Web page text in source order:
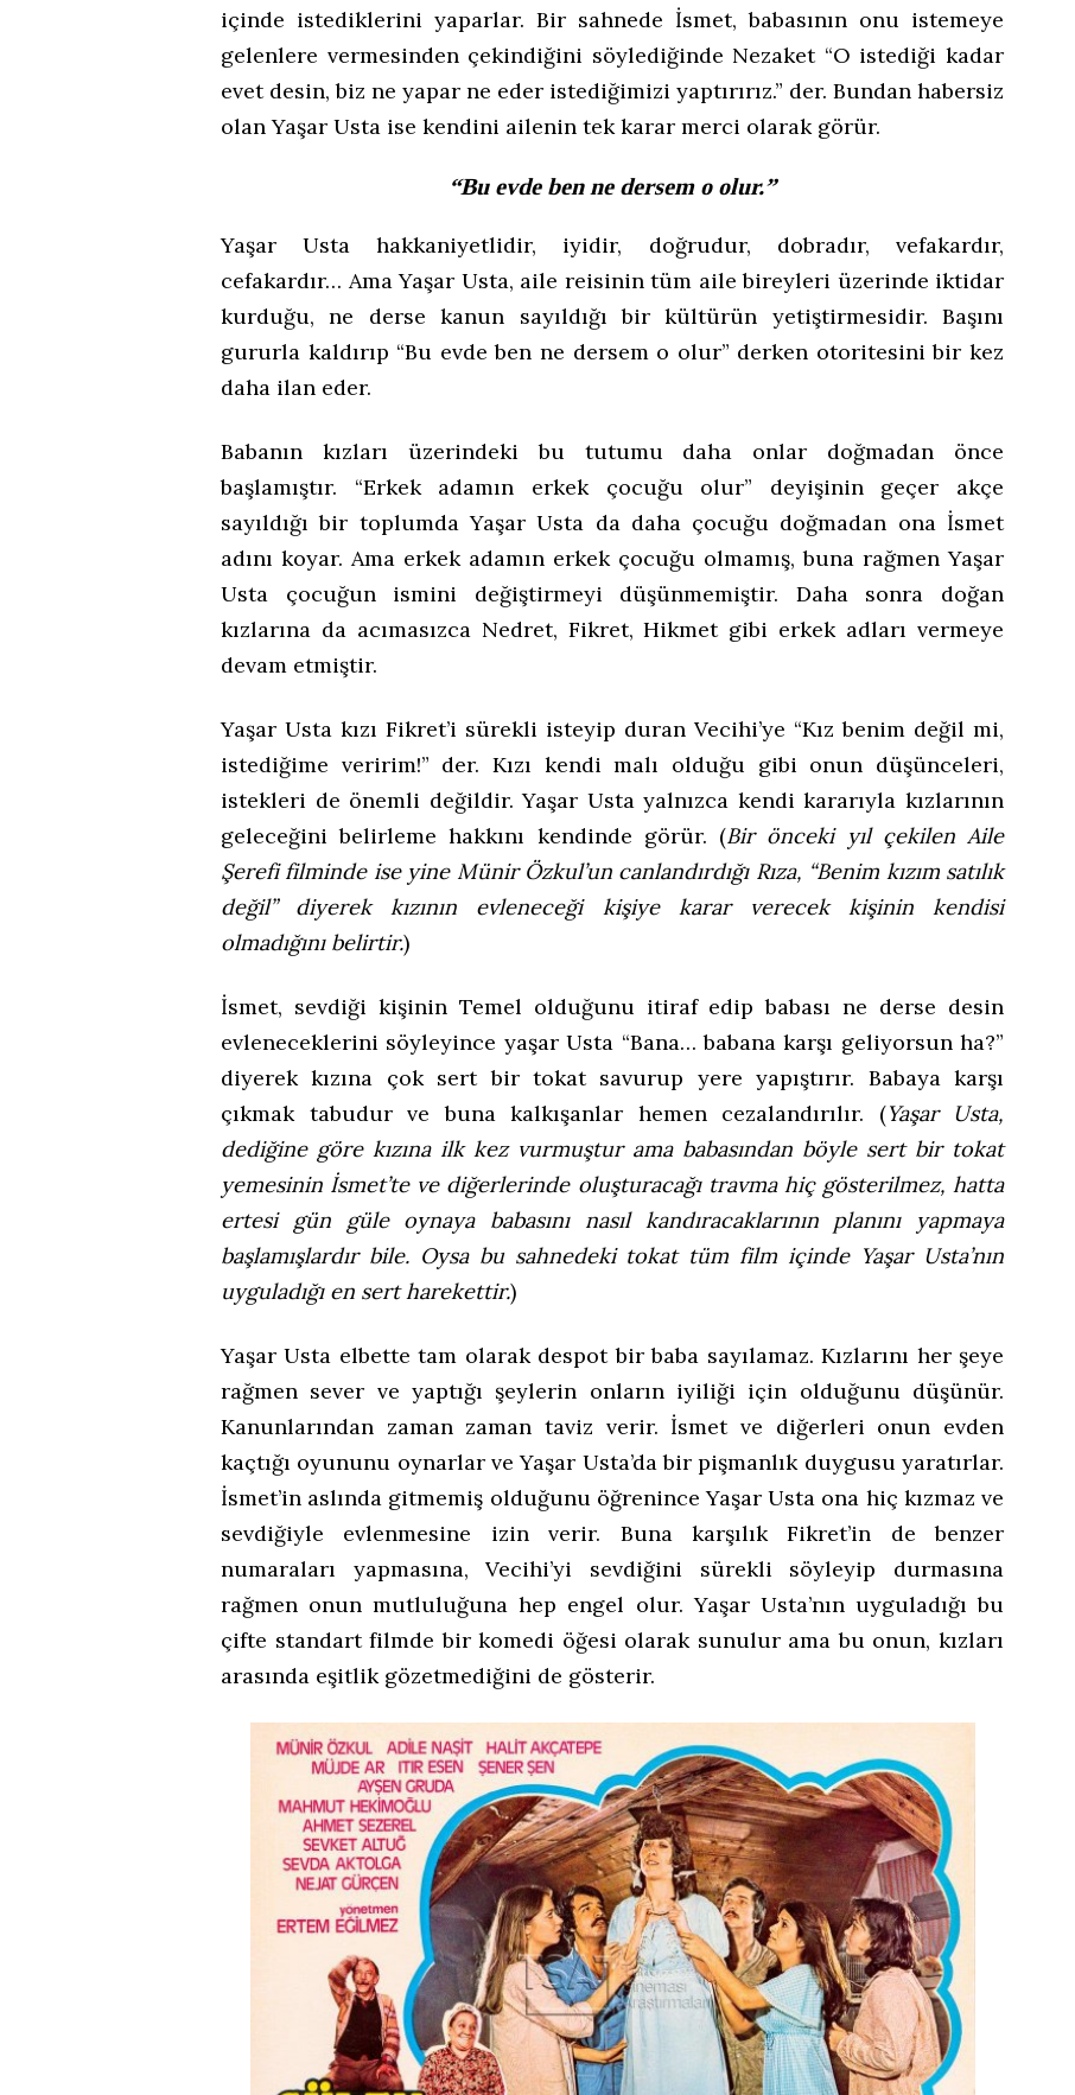
içinde istediklerini yaparlar. Bir sahnede İsmet, babasının onu istemeye
gelenlere vermesinden çekindiğini söylediğinde Nezaket “O istediği kadar
evet desin, biz ne yapar ne eder istediğimizi yaptırırız.” der. Bundan habersiz
olan Yaşar Usta ise kendini ailenin tek karar merci olarak görür.
“Bu evde ben ne dersem o olur.”
Yaşar Usta hakkaniyetlidir, iyidir, doğrudur, dobradır, vefakardır,
cefakardır… Ama Yaşar Usta, aile reisinin tüm aile bireyleri üzerinde iktidar
kurduğu, ne derse kanun sayıldığı bir kültürün yetiştirmesidir. Başını
gururla kaldırıp “Bu evde ben ne dersem o olur” derken otoritesini bir kez
daha ilan eder.
Babanın kızları üzerindeki bu tutumu daha onlar doğmadan önce
başlamıştır. “Erkek adamın erkek çocuğu olur” deyişinin geçer akçe
sayıldığı bir toplumda Yaşar Usta da daha çocuğu doğmadan ona İsmet
adını koyar. Ama erkek adamın erkek çocuğu olmamış, buna rağmen Yaşar
Usta çocuğun ismini değiştirmeyi düşünmemiştir. Daha sonra doğan
kızlarına da acımasızca Nedret, Fikret, Hikmet gibi erkek adları vermeye
devam etmiştir.
Yaşar Usta kızı Fikret’i sürekli isteyip duran Vecihi’ye “Kız benim değil mi,
istediğime veririm!” der. Kızı kendi malı olduğu gibi onun düşünceleri,
istekleri de önemli değildir. Yaşar Usta yalnızca kendi kararıyla kızlarının
geleceğini belirleme hakkını kendinde görür. (Bir önceki yıl çekilen Aile
Şerefi filminde ise yine Münir Özkul’un canlandırdığı Rıza, “Benim kızım satılık
değil” diyerek kızının evleneceği kişiye karar verecek kişinin kendisi
olmadığını belirtir.)
İsmet, sevdiği kişinin Temel olduğunu itiraf edip babası ne derse desin
evleneceklerini söyleyince yaşar Usta “Bana… babana karşı geliyorsun ha?”
diyerek kızına çok sert bir tokat savurup yere yapıştırır. Babaya karşı
çıkmak tabudur ve buna kalkışanlar hemen cezalandırılır. (Yaşar Usta,
dediğine göre kızına ilk kez vurmuştur ama babasından böyle sert bir tokat
yemesinin İsmet’te ve diğerlerinde oluşturacağı travma hiç gösterilmez, hatta
ertesi gün güle oynaya babasını nasıl kandıracaklarının planını yapmaya
başlamışlardır bile. Oysa bu sahnedeki tokat tüm film içinde Yaşar Usta’nın
uyguladığı en sert harekettir.)
Yaşar Usta elbette tam olarak despot bir baba sayılamaz. Kızlarını her şeye
rağmen sever ve yaptığı şeylerin onların iyiliği için olduğunu düşünür.
Kanunlarından zaman zaman taviz verir. İsmet ve diğerleri onun evden
kaçtığı oyununu oynarlar ve Yaşar Usta’da bir pişmanlık duygusu yaratırlar.
İsmet’in aslında gitmemiş olduğunu öğrenince Yaşar Usta ona hiç kızmaz ve
sevdiğiyle evlenmesine izin verir. Buna karşılık Fikret’in de benzer
numaraları yapmasına, Vecihi’yi sevdiğini sürekli söyleyip durmasına
rağmen onun mutluluğuna hep engel olur. Yaşar Usta’nın uyguladığı bu
çifte standart filmde bir komedi öğesi olarak sunulur ama bu onun, kızları
arasında eşitlik gözetmediğini de gösterir.